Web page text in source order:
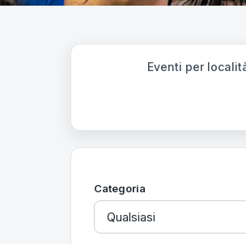
Eventi per
Categoria